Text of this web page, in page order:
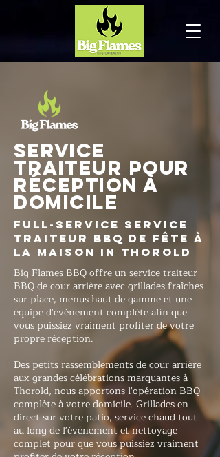
Service
traiteur pour
réception à
domicile
Full-Service Service
traiteur BBQ de fête à
la maison in Thorold
Big Flames BBQ offre un service traiteur
BBQ de cour arrière avec grillades fraîches
sur place, menus haut de gamme et une
équipe d'événement complète afin que
vous puissiez vraiment profiter de votre
propre réception.
Des petits rassemblements de cour arrière
aux grandes célébrations marquantes à
Thorold, nous apportons l'opération BBQ
complète à votre domicile. Grillades en
direct sur votre patio, service chaud tout
au long de l'événement et nettoyage
complet pour que vous puissiez vraiment